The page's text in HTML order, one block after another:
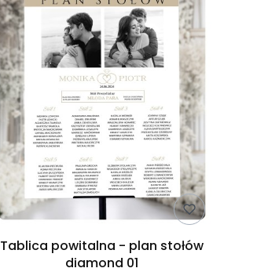
Tablica powitalna - plan stołów
diamond 01